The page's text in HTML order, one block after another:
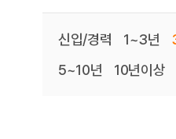
신입/경력 1~3년
5~10년
10년이상